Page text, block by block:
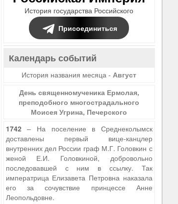
История государства Российского
Присоединиться
Календарь событий
История названия месяца -Август
День священномученика Ермолая,
преподобного многострадального
Моисея Угрина, Печерского
1742– На поселение в Среднеколымск
доставлены первый вице-канцлер
внутренних дел России граф М.Г. Головкин с
женой Е.И. Головкиной, добровольно
последовавшей с ним в ссылку. Так
императрица Елизавета Петровна наказала
его за сочувствие принцессе Анне
Леопольдовне.